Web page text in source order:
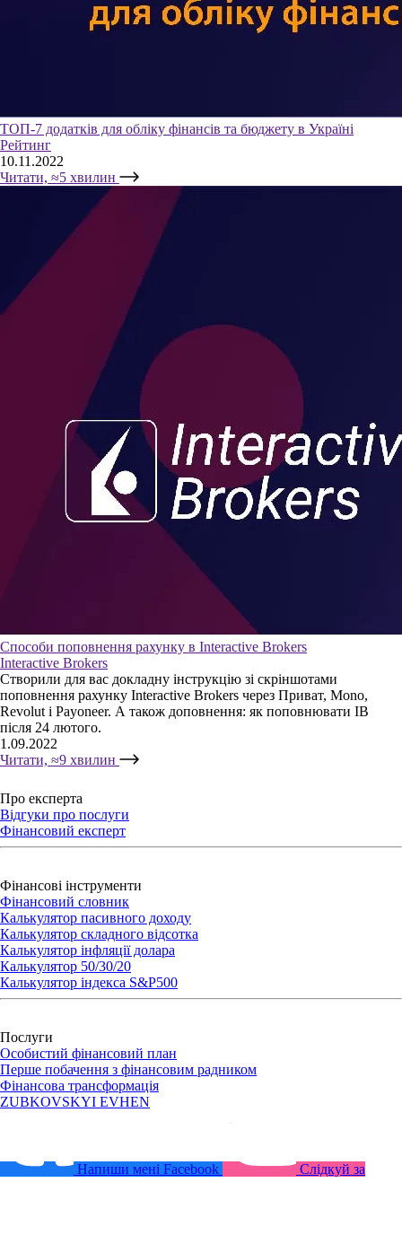
ТОП-7 додатків для обліку фінансів та бюджету в Україні
Рейтинг
10.11.2022
Читати, ≈5 хвилин
Способи поповнення рахунку в Interactive Brokers
Interactive Brokers
Створили для вас докладну інструкцію зі скріншотами
поповнення рахунку Interactive Brokers через Приват, Mono,
Revolut і Payoneer. А також доповнення: як поповнювати IB
після 24 лютого.
1.09.2022
Читати, ≈9 хвилин
Про експерта
Відгуки про послуги
Фінансовий експерт
Фінансові інструменти
Фінансовий словник
Калькулятор пасивного доходу
Калькулятор складного відсотка
Калькулятор iнфляції долара
Калькулятор 50/30/20
Калькулятор індекса S&P500
Послуги
Особистий фінансовий план
Перше побачення з фінансовим радником
Фінансова трансформація
ZUBKOVSKYI EVHEN
Напиши мені Facebook Слідкуй за